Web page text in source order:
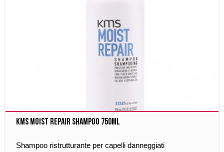
Kms Moist Repair Shampoo 750ml
Shampoo ristrutturante per capelli danneggiati